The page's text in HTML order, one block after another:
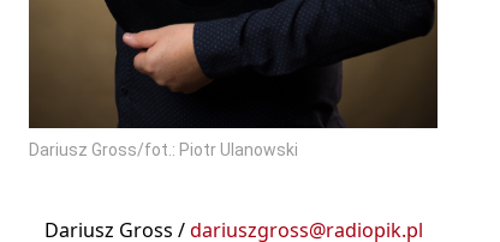
Dariusz Gross/fot.: Piotr Ulanowski
Dariusz Gross /dariuszgross@radiopik.pl